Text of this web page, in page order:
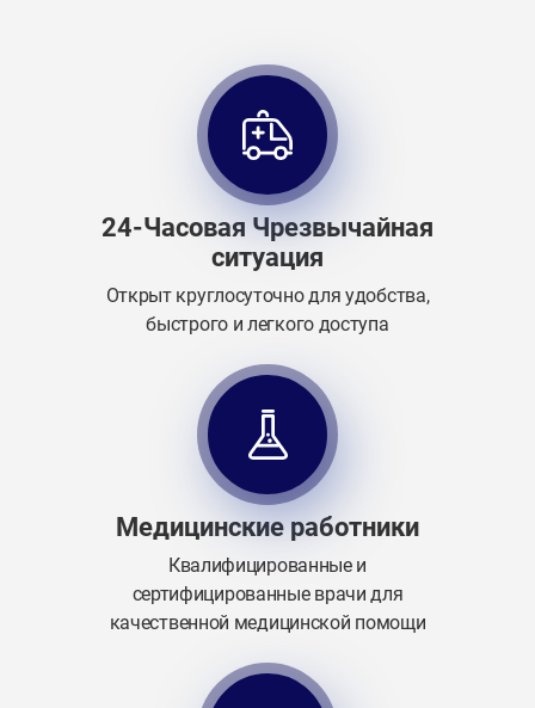
24-Часовая Чрезвычайная
ситуация
Открыт круглосуточно для удобства,
быстрого и легкого доступа
Медицинские работники
Квалифицированные и
сертифицированные врачи для
качественной медицинской помощи